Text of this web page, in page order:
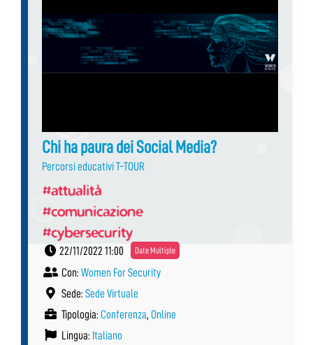
Chi ha paura dei Social Media?
Percorsi educativi T-TOUR
#attualità
#comunicazione
#cybersecurity
22/11/2022 11:00 Date Multiple
Con: Women For Security
Sede: Sede Virtuale
Tipologia: Conferenza, Online
Lingua: Italiano